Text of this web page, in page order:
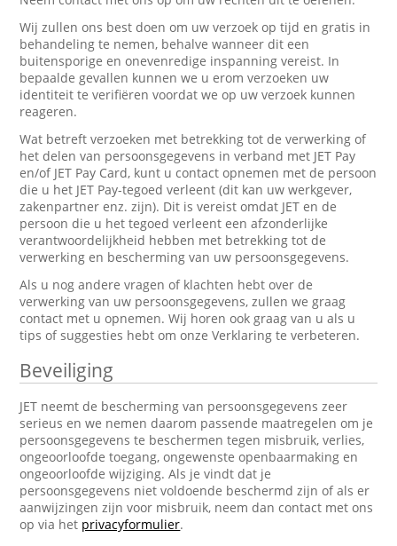
Wij zullen ons best doen om uw verzoek op tijd en gratis in
behandeling te nemen, behalve wanneer dit een
buitensporige en onevenredige inspanning vereist. In
bepaalde gevallen kunnen we u erom verzoeken uw
identiteit te verifiëren voordat we op uw verzoek kunnen
reageren.
Wat betreft verzoeken met betrekking tot de verwerking of
het delen van persoonsgegevens in verband met JET Pay
en/of JET Pay Card, kunt u contact opnemen met de persoon
die u het JET Pay-tegoed verleent (dit kan uw werkgever,
zakenpartner enz. zijn). Dit is vereist omdat JET en de
persoon die u het tegoed verleent een afzonderlijke
verantwoordelijkheid hebben met betrekking tot de
verwerking en bescherming van uw persoonsgegevens.
Als u nog andere vragen of klachten hebt over de
verwerking van uw persoonsgegevens, zullen we graag
contact met u opnemen. Wij horen ook graag van u als u
tips of suggesties hebt om onze Verklaring te verbeteren.
Beveiliging
JET neemt de bescherming van persoonsgegevens zeer
serieus en we nemen daarom passende maatregelen om je
persoonsgegevens te beschermen tegen misbruik, verlies,
ongeoorloofde toegang, ongewenste openbaarmaking en
ongeoorloofde wijziging. Als je vindt dat je
persoonsgegevens niet voldoende beschermd zijn of als er
aanwijzingen zijn voor misbruik, neem dan contact met ons
op via het privacyformulier.